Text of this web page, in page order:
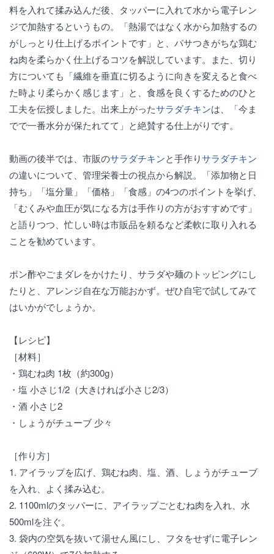
料を入れて揉み込んだ後、タッパーに入れて水から電子レン
ジで加熱するというもの。「熱湯ではなく水から加熱するの
がしっとり仕上げるポイントです」と、パサつきがちな鶏む
ね肉を柔らかく仕上げるコツを解説しています。また、切り
方についても「繊維を垂直に切るように向きを変えると食べ
た時より柔らかく感じます」と、食感を良くするためのひと
工夫を伝授しました。出来上がったサラダチキンは、「今ま
でで一番水分が保たれてて」と絶賛する仕上がりです。
動画の後半では、市販のサラダチキンと手作りサラダチキン
の違いについて、管理栄養士の視点から解説。「添加物と日
持ち」「塩分量」「価格」「食感」の4つのポイントを挙げ、
「むくみや血圧が気になる方は手作りの方がおすすめです」
と語りつつ、忙しい時は市販品を頼るなど柔軟に取り入れる
ことを勧めています。
ポン酢やごまダレをかけたり、サラダや麺のトッピングにし
たりと、アレンジ自在な万能おかず。ぜひ自宅で試してみて
はいかがでしょうか。
【レシピ】
［材料］
・鶏むね肉 1枚（約300g）
・塩 小さじ1/2（大きければ小さじ2/3）
・酒 小さじ2
・しょうがチューブ 少々
［作り方］
1. アイラップを広げ、鶏むね肉、塩、酒、しょうがチューブ
を入れ、よく揉み込む。
2. 1100mlのタッパーに、アイラップごとむね肉を入れ、水
500mlを注ぐ。
3. 袋内の空気を抜いて湯せん風にし、フタをせずに電子レン